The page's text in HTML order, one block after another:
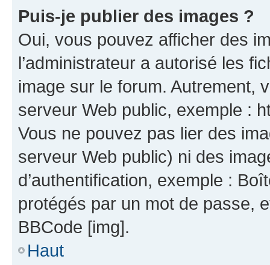
Puis-je publier des images ?
Oui, vous pouvez afficher des
l’administrateur a autorisé les
image sur le forum. Autrement,
serveur Web public, exemple :
Vous ne pouvez pas lier des
serveur Web public) ni des
d’authentification, exemple :
protégés par un mot de passe,
BBCode [img].
Haut